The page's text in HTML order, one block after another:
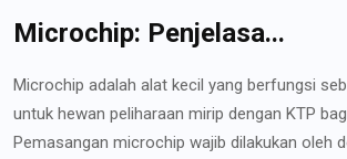
Microchip: Penjelasa...
Microchip adalah alat kecil yang berfungsi
untuk hewan peliharaan mirip dengan KTP
Pemasangan microchip wajib dilakukan oleh